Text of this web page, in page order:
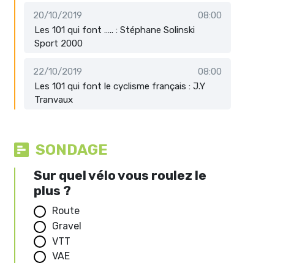
20/10/2019
08:00
Les 101 qui font ….. : Stéphane Solinski
Sport 2000
22/10/2019
08:00
Les 101 qui font le cyclisme français : J.Y
Tranvaux
SONDAGE
Sur quel vélo vous roulez le
plus ?
Route
Gravel
VTT
VAE